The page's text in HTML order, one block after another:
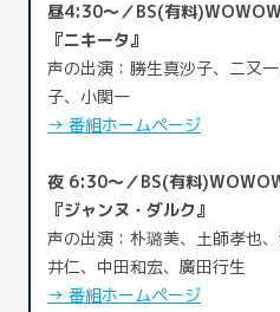
昼4:30～／BS(有料
『ニキータ』
声の出演：勝生真沙子、二又
子、小関一
→ 番組ホームページ
夜 6:30～／BS(有料
『ジャンヌ・ダルク』
声の出演：朴璐美、土師孝也
井仁、中田和宏、廣田行生
→ 番組ホームページ